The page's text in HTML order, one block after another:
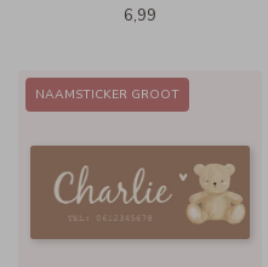
6,99
NAAMSTICKER GROOT